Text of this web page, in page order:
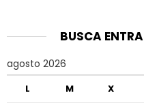
BUSCA
agosto 2026
L M X